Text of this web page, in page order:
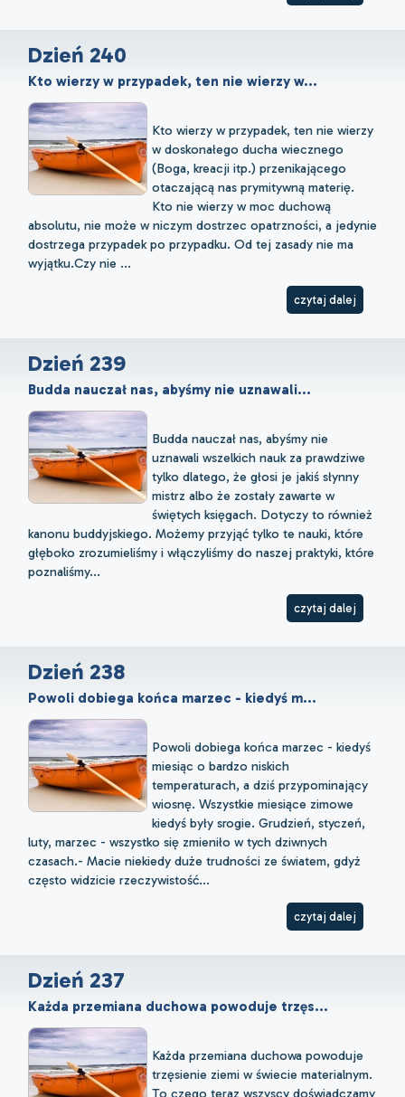
Dzień 240
Kto wierzy w przypadek, ten nie wierzy w...
Kto wierzy w przypadek, ten nie wierzy
w doskonałego ducha wiecznego
(Boga, kreacji itp.) przenikającego
otaczającą nas prymitywną materię.
Kto nie wierzy w moc duchową
absolutu, nie może w niczym dostrzec opatrzności, a jedynie
dostrzega przypadek po przypadku. Od tej zasady nie ma
wyjątku.Czy nie ...
czytaj dalej
Dzień 239
Budda nauczał nas, abyśmy nie uznawali...
Budda nauczał nas, abyśmy nie
uznawali wszelkich nauk za prawdziwe
tylko dlatego, że głosi je jakiś słynny
mistrz albo że zostały zawarte w
świętych księgach. Dotyczy to również
kanonu buddyjskiego. Możemy przyjąć tylko te nauki, które
głęboko zrozumieliśmy i włączyliśmy do naszej praktyki, które
poznaliśmy...
czytaj dalej
Dzień 238
Powoli dobiega końca marzec - kiedyś m...
Powoli dobiega końca marzec - kiedyś
miesiąc o bardzo niskich
temperaturach, a dziś przypominający
wiosnę. Wszystkie miesiące zimowe
kiedyś były srogie. Grudzień, styczeń,
luty, marzec - wszystko się zmieniło w tych dziwnych
czasach.- Macie niekiedy duże trudności ze światem, gdyż
często widzicie rzeczywistość...
czytaj dalej
Dzień 237
Każda przemiana duchowa powoduje trzęs...
Każda przemiana duchowa powoduje
trzęsienie ziemi w świecie materialnym.
To czego teraz wszyscy doświadczamy